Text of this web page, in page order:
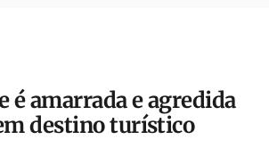
é amarrada e agredida
destino turístico